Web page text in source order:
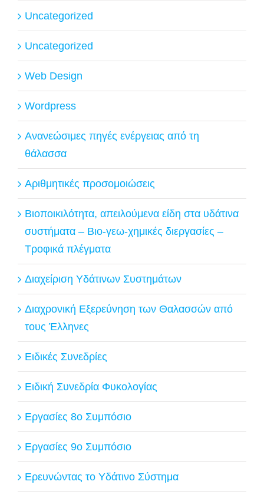
Uncategorized
Uncategorized
Web Design
Wordpress
Ανανεώσιμες πηγές ενέργειας από τη
θάλασσα
Αριθμητικές προσομοιώσεις
Βιοποικιλότητα, απειλούμενα είδη στα υδάτινα
συστήματα – Βιο-γεω-χημικές διεργασίες –
Τροφικά πλέγματα
Διαχείριση Υδάτινων Συστημάτων
Διαχρονική Εξερεύνηση των Θαλασσών από
τους Έλληνες
Ειδικές Συνεδρίες
Ειδική Συνεδρία Φυκολογίας
Εργασίες 8ο Συμπόσιο
Εργασίες 9ο Συμπόσιο
Ερευνώντας το Υδάτινο Σύστημα